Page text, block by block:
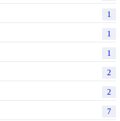
1
1
1
2
2
7